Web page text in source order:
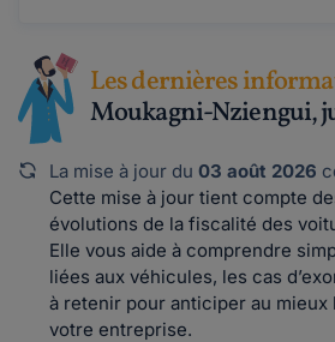
Les dernières
Moukagni-Nziengui,
La mise à jour du 03 août 2026
Cette mise à jour tient compte
évolutions de la fiscalité des
Elle vous aide à comprendre
liées aux véhicules, les cas
à retenir pour anticiper au mieux
votre entreprise.